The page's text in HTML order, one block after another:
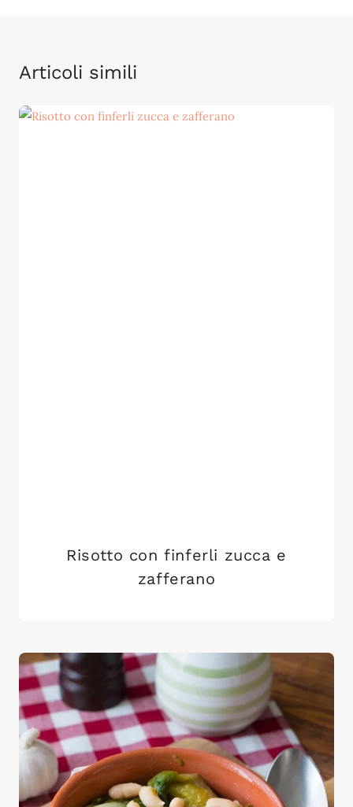
Articoli simili
Risotto con finferli zucca e
zafferano